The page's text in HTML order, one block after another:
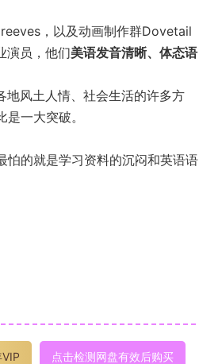
，以及动画制作群Dovetail
演员，他们美语发音清晰、体态语
风土人情、社会生活的许多方
一大突破。
怕的就是学习资料的沉闷和英语语
点击检测网盘有效后购买